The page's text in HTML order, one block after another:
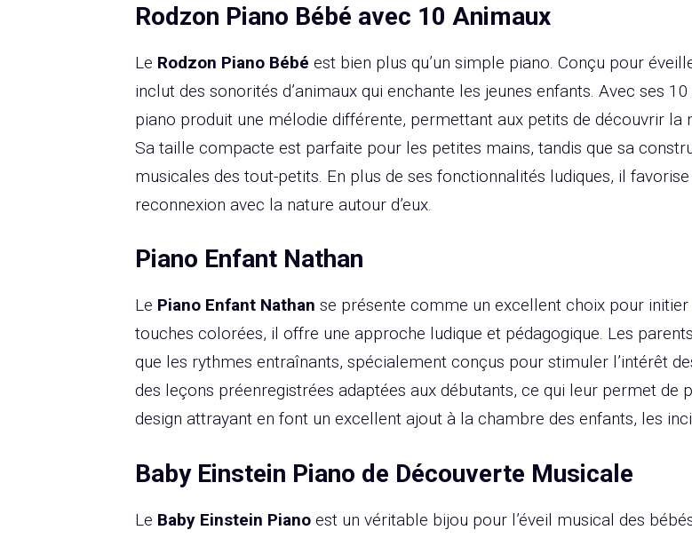
Rodzon Piano Bébé avec 10 Animaux
Le Rodzon Piano Bébé est bien plus qu’un simple piano. Conçu pour
inclut des sonorités d’animaux qui enchante les jeunes enfants. Avec ses
piano produit une mélodie différente, permettant aux petits de découvrir la
Sa taille compacte est parfaite pour les petites mains, tandis que sa
musicales des tout-petits. En plus de ses fonctionnalités ludiques, il
reconnexion avec la nature autour d’eux.
Piano Enfant Nathan
Le Piano Enfant Nathan se présente comme un excellent choix pour
touches colorées, il offre une approche ludique et pédagogique. Les
que les rythmes entraînants, spécialement conçus pour stimuler l’intérêt
des leçons préenregistrées adaptées aux débutants, ce qui leur permet de
design attrayant en font un excellent ajout à la chambre des enfants, les
Baby Einstein Piano de Découverte Musicale
Le Baby Einstein Piano est un véritable bijou pour l’éveil musical des